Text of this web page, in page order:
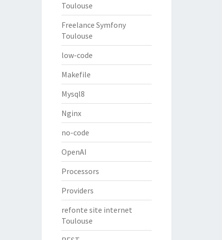
Toulouse
Freelance Symfony
Toulouse
low-code
Makefile
Mysql8
Nginx
no-code
OpenAI
Processors
Providers
refonte site internet
Toulouse